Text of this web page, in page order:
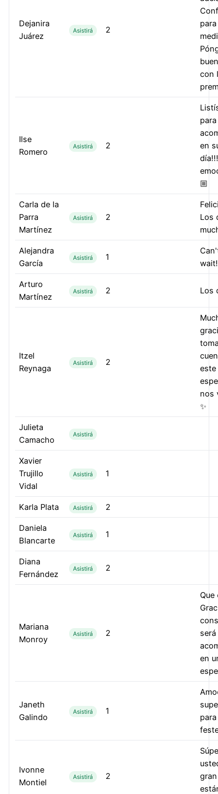
Dejanira
Juárez
Asistirá 2
con
Ilse
Romero
Asistirá 2
para
en
🏼
Carla de la
Parra
Martínez
Asistirá 2
Los
Alejandra
García
Asistirá 1
Arturo
Martínez
Asistirá 2 Los
Itzel
Reynaga
Asistirá 2
nos
✨
Julieta
Camacho
Asistirá
Xavier
Trujillo
Vidal
Asistirá 1
Karla Plata Asistirá 2
Daniela
Blancarte
Asistirá 1
Diana
Fernández
Asistirá 2
Mariana
Monroy
Asistirá 2
Que
en
Janeth
Galindo
Asistirá 1
para
Ivonne
Montiel
Asistirá 2